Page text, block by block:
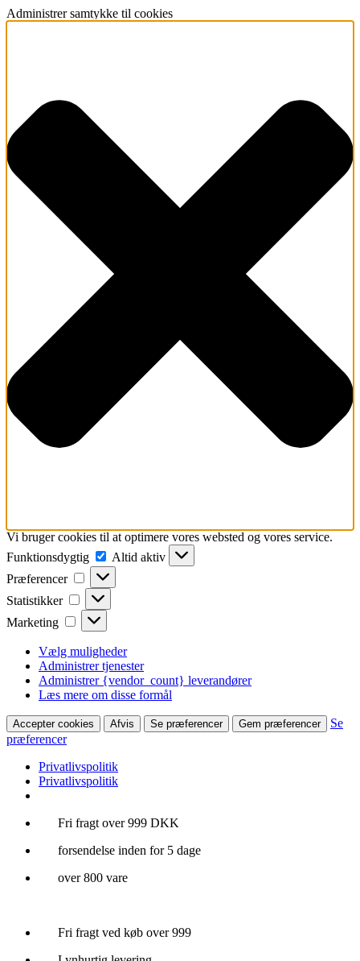
Administrer samtykke til cookies
Vi bruger cookies til at optimere vores websted og vores service.
Funktionsdygtig
Funktionsdygtig
Altid aktiv
Præferencer
Præferencer
Statistikker Statistikker
Marketing Marketing
Vælg muligheder
Administrer tjenester
Administrer {vendor_count} leverandører
Læs mere om disse formål
Accepter cookies Afvis Se præferencer Gem præferencer
Se
præferencer
Privatlivspolitik
Privatlivspolitik
Videre
indhold
Fri fragt over 999 DKK
forsendelse inden for 5 dage
over 800 vare
Fri fragt ved køb over 999